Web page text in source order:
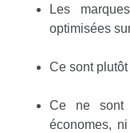
Les
optimisées
Ce sont
Ce ne
économes,